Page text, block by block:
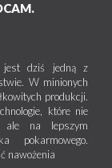
dziś jedną z
W minionych
produkcji.
które nie
ale na lepszym
pokarmowego.
nawożenia